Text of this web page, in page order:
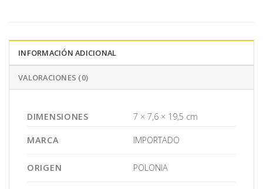
INFORMACIÓN ADICIONAL
VALORACIONES (0)
DIMENSIONES 7 × 7,6 × 19,5 cm
MARCA IMPORTADO
ORIGEN POLONIA